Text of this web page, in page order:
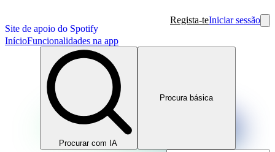
Site de apoio do Spotify
Regista-teIniciar sessão
InícioFuncionalidades na app
Procurar com IA
Procura básica